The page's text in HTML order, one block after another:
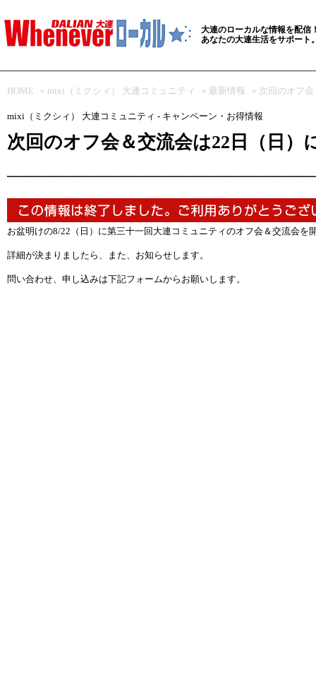
大連のローカルな情報を配信
あなたの大連生活をサポート
HOME » mixi（ミクシィ） 大連コミュニティ » 最新情報 » 次回のオフ
mixi（ミクシィ） 大連コミュニティ - キャンペーン・お得情報
次回のオフ会＆交流会は22日（日）
お盆明けの8/22（日）に第三十一回大連コミュニティのオフ会＆交流会を
詳細が決まりましたら、また、お知らせします。
問い合わせ、申し込みは下記フォームからお願いします。